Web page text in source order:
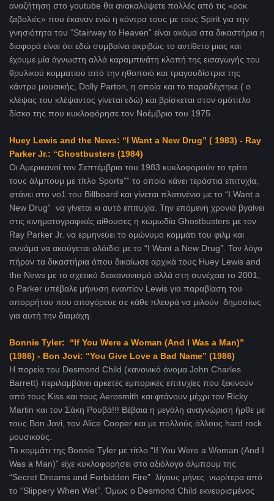
αναζήτηση στο youtube θα ανακαλύψετε πολλές από τις «ροκ
ζαβολιές» που έκαναν ενώ η κόντρα τους με τους Spirit για την
γνησιότητα του “Stairway to Heaven” είναι ακόμα στα δικαστήρια η
διαφορά είναι ότι εδώ συμβαίνει ακριβώς το αντίθετο μιας και
έχουμε μία άγνωστη αλλά καραμπινάτη κλοπή της εισαγωγής του
θρυλικού κομματιού από την ηθοποιό και τραγουδίστρια της
κάντρυ μουσικής, Dolly Parton, η οποία και το παραδέχτηκε ( ο
κλέψας του κλέψαντος γίνεται εδώ) και βρίσκεται στον ομότιτλο
δίσκο της που κυκλοφόρησε τον Νοέμβριο του 1975.
Huey Lewis and the News: “I Want a New Drug” ( 1983) - Ray
Parker Jr.: “Ghostbusters (1984)
Οι Αμερικανοί τον Σεπτέμβριο του 1983 κυκλοφορούν το τρίτο
τους άλμπουμ με τίτλο Sports”” το οποίο κάνει τεράστια επιτυχία,
φτάνει στο νο1 του Billboard και γίνεται πλατινένιο με το “I Want a
New Drug” να γίνεται κι αυτό επιτυχία. Την επόμενη χρονιά βγαίνει
στις κινηματογραφικές αίθουσες η κωμωδία Ghostbusters με τον
Ray Parker Jr. να ερμηνεύει το ομώνυμο κομμάτι του φιλμ και
συνάμα να ακούγεται ολόιδιο με το “I Want a New Drug”. Τον λόγο
πήραν τα δικαστήρια όπου δικαίωσε αρχικά τους Huey Lewis and
the News με το σχετικό διακανονισμό αλλά στη συνέχεια το 2001,
ο Parker υπέβαλε μήνυση εναντίον Lewis για παραβίαση του
απορρήτου που απαγόρευε σε κάθε πλευρά να μιλούν δημοσίως
για αυτή την διαμάχη.
Bonnie Tyler: “If You Were a Woman (And I Was a Man)”
(1986) - Bon Jovi: “You Give Love a Bad Name” (1986)
Η πορεία του Desmond Child (κανονικό όνομα John Charles
Barrett) περιλαμβάνει αρκετές εμπορικές επιτυχίες που ξεκινούν
από τους Kiss και τους Aerosmith και φτάνουν μέχρι τον Ricky
Martin και τον Σάκη Ρουβά!!! Βέβαια η μεγάλη αναγνώριση ήρθε με
τους Bon Jovi, τον Alice Cooper και με πολλούς άλλους hard rock
μουσικούς.
To κομμάτι της Bonnie Tyler με τίτλο “If You Were a Woman (And I
Was a Man)” είχε κυκλοφορήσει στο αξιόλογο άλμπουμ της
“Secret Dreams and Forbidden Fire” λίγους μήνες νωρίτερα από
το “Slippery When Wet”. Όμως ο Desmond Child εκνευρισμένος